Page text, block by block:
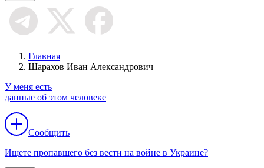
Главная
Шарахов Иван Александрович
У меня есть
данные об этом человеке
Сообщить
Ищете пропавшего без вести на войне в Украине?